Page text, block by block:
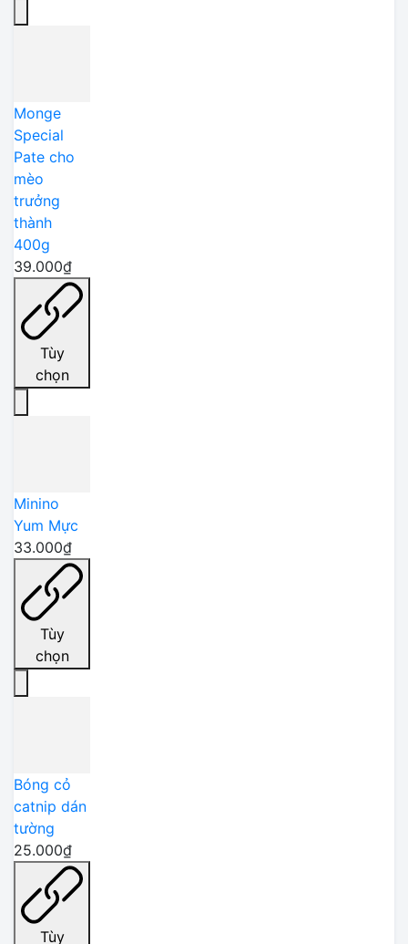
Monge
Special
Pate cho
mèo
trưởng
thành
400g
39.000₫
Tùy
chọn
Minino
Yum Mực
33.000₫
Tùy
chọn
Bóng cỏ
catnip dán
tường
25.000₫
Tùy